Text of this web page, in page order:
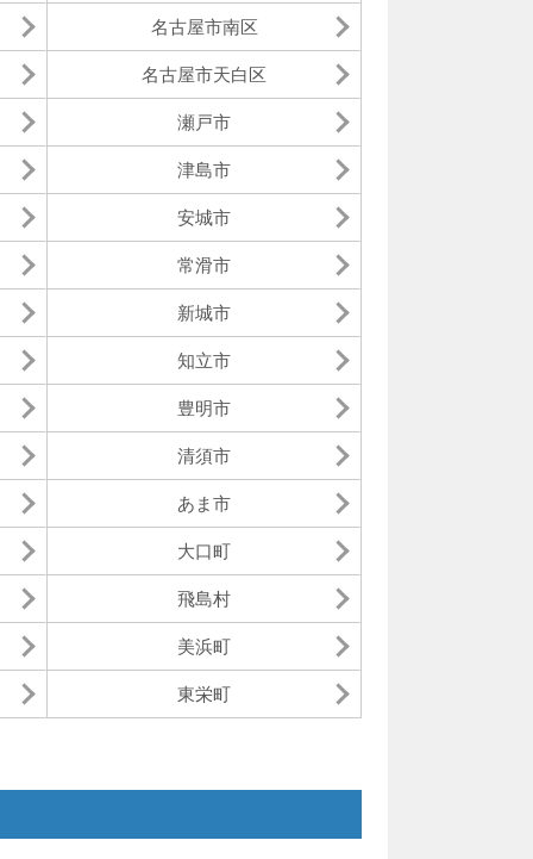
名古屋市南区
名古屋市天白区
瀬戸市
津島市
安城市
常滑市
新城市
知立市
豊明市
清須市
あま市
大口町
飛島村
美浜町
東栄町